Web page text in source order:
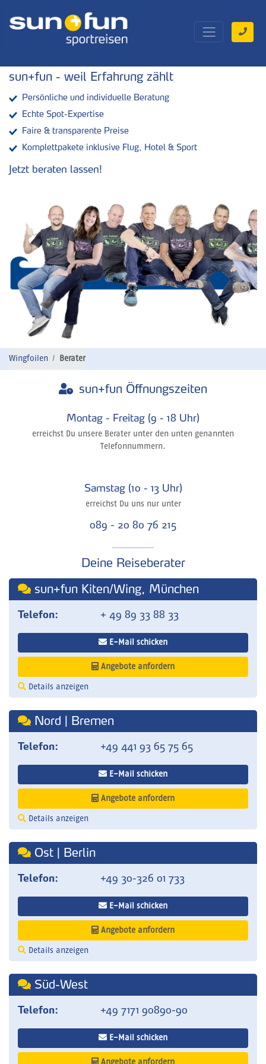
sun+fun - weil Erfahrung zählt
Persönliche und individuelle Beratung
Echte Spot-Expertise
Faire & transparente Preise
Komplettpakete inklusive Flug, Hotel & Sport
Jetzt beraten lassen!
Wingfoilen Berater
sun+fun Öffnungszeiten
Montag - Freitag (9 - 18 Uhr)
erreichst Du unsere Berater unter den unten genannten
Telefonnummern.
Samstag (10 - 13 Uhr)
erreichst Du uns nur unter
089 - 20 80 76 215
Deine Reiseberater
sun+fun Kiten/Wing, München
Telefon: + 49 89 33 88 33
E-Mail schicken
Angebote anfordern
Details anzeigen
Nord | Bremen
Telefon: +49 441 93 65 75 65
E-Mail schicken
Angebote anfordern
Details anzeigen
Ost | Berlin
Telefon: +49 30-326 01 733
E-Mail schicken
Angebote anfordern
Details anzeigen
Süd-West
Telefon: +49 7171 90890-90
E-Mail schicken
Angebote anfordern